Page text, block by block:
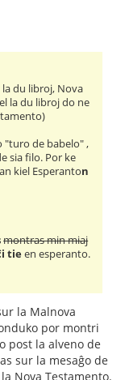
la du libroj, Nova
la du libroj do ne
"turo de babelo" ,
sia filo. Por ke
kiel Esperanton
montras min miaj
tieen esperanto.
la Malnova
por montri
post la alveno de
sur la mesaĝo de
Nova Testamento.